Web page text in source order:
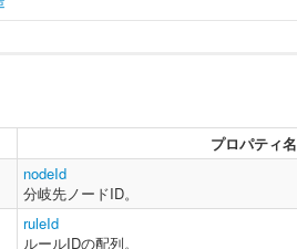
: Array // ルールIDの配列。
プロパティ名
nodeId
分岐先ノードID。
ruleId
ルールIDの配列。